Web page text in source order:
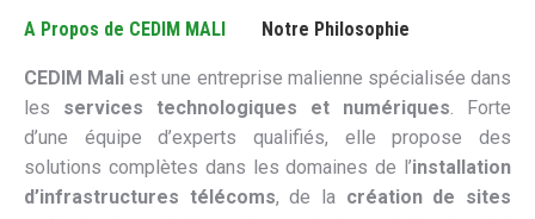
A Propos de CEDIM MALI Notre Philosophie
CEDIM Mali est une entreprise malienne spécialisée dans
les services technologiques et numériques. Forte
d’une équipe d’experts qualifiés, elle propose des
solutions complètes dans les domaines de l’installation
d’infrastructures télécoms, de la création de sites